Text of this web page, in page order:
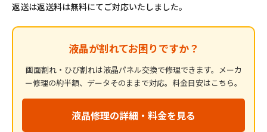
返送は返送料は無料にてご対応いたしました。
液晶が割れてお困りですか？
画面割れ・ひび割れは液晶パネル交換で修理できます。メーカ
ー修理の約半額、データそのままで対応。料金目安はこちら。
液晶修理の詳細・料金を見る